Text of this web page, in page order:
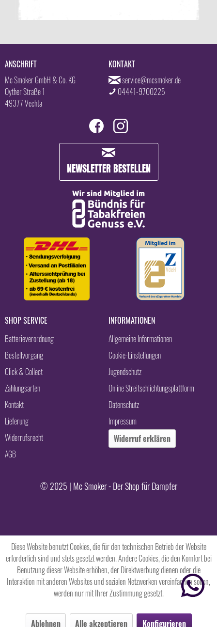
ANSCHRIFT
Mc Smoker GmbH & Co. KG
Oyther Straße 1
49377 Vechta
KONTAKT
service@mcsmoker.de
04441-9700225
NEWSLETTER BESTELLEN
SHOP SERVICE
Batterieverordnung
Bestellvorgang
Click & Collect
Zahlungsarten
Kontakt
Lieferung
Widerrufsrecht
AGB
INFORMATIONEN
Allgemeine Informationen
Cookie-Einstellungen
Jugendschutz
Online Streitschlichtungsplattform
Datenschutz
Impressum
Widerruf erklären
© 2025 | Mc Smoker - Der Shop für Dampfer
Diese Website benutzt Cookies, die für den technischen Betrieb der Website
erforderlich sind und stets gesetzt werden. Andere Cookies, die den Komfort bei
Benutzung dieser Website erhöhen, der Direktwerbung dienen oder die
Interaktion mit anderen Websites und sozialen Netzwerken vereinfachen sollen,
werden nur mit Ihrer Zustimmung gesetzt.
Ablehnen Alle akzeptieren Konfigurieren